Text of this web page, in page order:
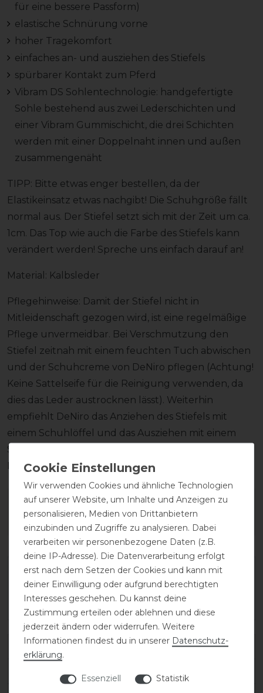
für eine bessere Passform)
elastische Schnürung vorne
hoher Tragekomfort
einfaches an- und ausziehen des Stiefels
spürbarer Kontakt zum Pferd
Vibram DS Sohlentechnologie: handgefertigte
Sohle bestehend aus zwei Lederschichten und
einer Vibram Gummischicht, die drei Schichten
werden mit einer Doppelnaht innen und außen
zusammengenäht
TIPP: Bitte etwas enger bestellen, da der
Elastikeinsatz etwas nachgibt! Die Schuhgröße fällt
normal aus. Der Stiefel setzt sich mit der Zeit um ca.
1cm. Das Top wie auch die Farbe des Stiefels kann
verändert werden! Spreche uns einfach darauf an!
Material: Kalbsleder
Pflegehinweise: Damit der Stiefel nicht in
Mitleidenschaft gezogen wird, ist eine regelmäßige
Pflege unvermeidbar. Bei Verschmutzung den
Stiefel zeitnah mit einem feuchten Tuch abwischen
und der Schuhcreme von DeNiro pflegen (Achtung!
Keine Sattelseife für die Reinigung verwenden, da
dies das Leder austrocknen lässt). Weiterhin
empfiehlt DeNiro das Anziehen des Stiefels mit
einem Schuhlöffel und das Ausziehen mit einem
Stiefelknecht, damit das Fußbett sowie der
Reißverschluss unversehrt bleiben.
Wie hat dir die Artikelbeschreibung
gefallen?
Varianten-ID:138082
Wir verwenden Cookies und ähnliche Technologien
auf unserer Website, um Inhalte und Anzeigen zu
personalisieren, Medien von Drittanbietern
einzubinden und Zugriffe zu analysieren. Dabei
verarbeiten wir personenbezogene Daten (z.B.
deine IP-Adresse). Die Datenverarbeitung erfolgt
erst nach dem Setzen der Cookies und kann mit
deiner Einwilligung oder aufgrund berechtigten
Interesses geschehen. Du kannst deine
Zustimmung erteilen oder ablehnen und diese
jederzeit ändern oder widerrufen. Weitere
Informationen findest du in unserer Daten­schutz­
erklärung.
Essenziell Statistik